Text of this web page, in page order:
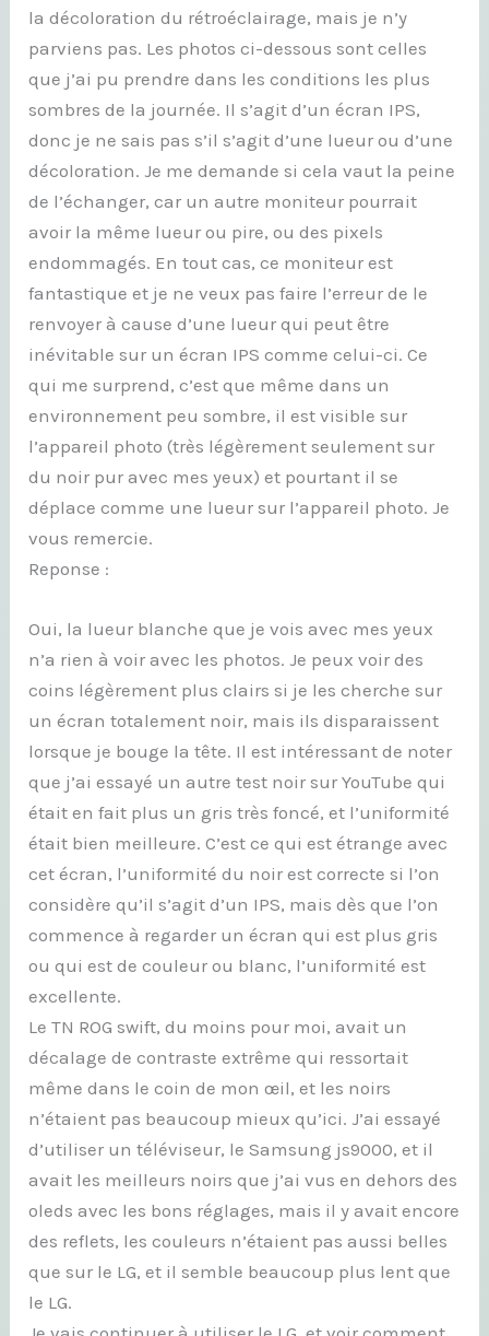
la décoloration du rétroéclairage, mais je n’y
parviens pas. Les photos ci-dessous sont celles
que j’ai pu prendre dans les conditions les plus
sombres de la journée. Il s’agit d’un écran IPS,
donc je ne sais pas s’il s’agit d’une lueur ou d’une
décoloration. Je me demande si cela vaut la peine
de l’échanger, car un autre moniteur pourrait
avoir la même lueur ou pire, ou des pixels
endommagés. En tout cas, ce moniteur est
fantastique et je ne veux pas faire l’erreur de le
renvoyer à cause d’une lueur qui peut être
inévitable sur un écran IPS comme celui-ci. Ce
qui me surprend, c’est que même dans un
environnement peu sombre, il est visible sur
l’appareil photo (très légèrement seulement sur
du noir pur avec mes yeux) et pourtant il se
déplace comme une lueur sur l’appareil photo. Je
vous remercie.
Reponse :
Oui, la lueur blanche que je vois avec mes yeux
n’a rien à voir avec les photos. Je peux voir des
coins légèrement plus clairs si je les cherche sur
un écran totalement noir, mais ils disparaissent
lorsque je bouge la tête. Il est intéressant de noter
que j’ai essayé un autre test noir sur YouTube qui
était en fait plus un gris très foncé, et l’uniformité
était bien meilleure. C’est ce qui est étrange avec
cet écran, l’uniformité du noir est correcte si l’on
considère qu’il s’agit d’un IPS, mais dès que l’on
commence à regarder un écran qui est plus gris
ou qui est de couleur ou blanc, l’uniformité est
excellente.
Le TN ROG swift, du moins pour moi, avait un
décalage de contraste extrême qui ressortait
même dans le coin de mon œil, et les noirs
n’étaient pas beaucoup mieux qu’ici. J’ai essayé
d’utiliser un téléviseur, le Samsung js9000, et il
avait les meilleurs noirs que j’ai vus en dehors des
oleds avec les bons réglages, mais il y avait encore
des reflets, les couleurs n’étaient pas aussi belles
que sur le LG, et il semble beaucoup plus lent que
le LG.